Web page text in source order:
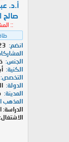
أ.د.
صالح
::
انضم
23
الجنس
الكنية
التخصص
الدولة
المدينة
المذهب
الدراسة: